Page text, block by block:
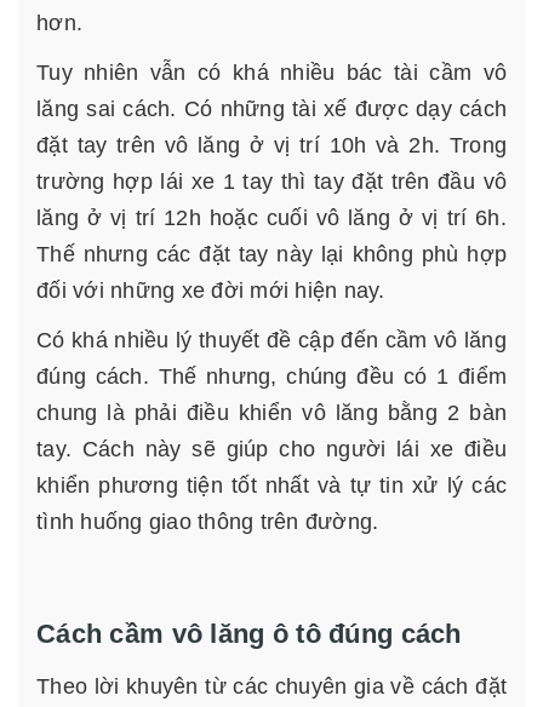
hơn.
Tuy nhiên vẫn có khá nhiều bác tài cầm vô
lăng sai cách. Có những tài xế được dạy cách
đặt tay trên vô lăng ở vị trí 10h và 2h. Trong
trường hợp lái xe 1 tay thì tay đặt trên đầu vô
lăng ở vị trí 12h hoặc cuối vô lăng ở vị trí 6h.
Thế nhưng các đặt tay này lại không phù hợp
đối với những xe đời mới hiện nay.
Có khá nhiều lý thuyết đề cập đến cầm vô lăng
đúng cách. Thế nhưng, chúng đều có 1 điểm
chung là phải điều khiển vô lăng bằng 2 bàn
tay. Cách này sẽ giúp cho người lái xe điều
khiển phương tiện tốt nhất và tự tin xử lý các
tình huống giao thông trên đường.
Cách cầm vô lăng ô tô đúng cách
Theo lời khuyên từ các chuyên gia về cách đặt